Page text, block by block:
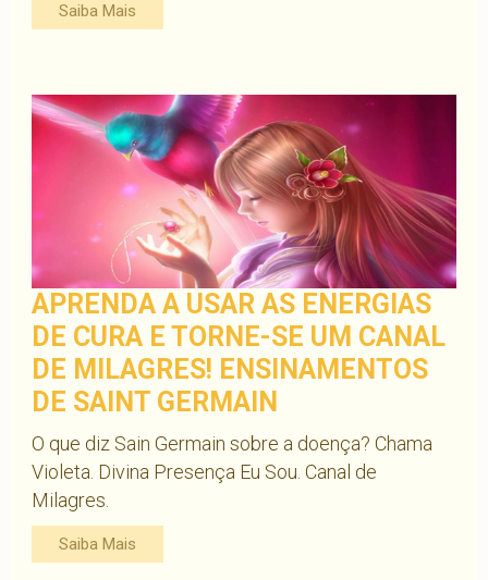
Saiba Mais
APRENDA A USAR AS ENERGIAS
DE CURA E TORNE-SE UM CANAL
DE MILAGRES! ENSINAMENTOS
DE SAINT GERMAIN
O que diz Sain Germain sobre a doença? Chama
Violeta. Divina Presença Eu Sou. Canal de
Milagres.
Saiba Mais